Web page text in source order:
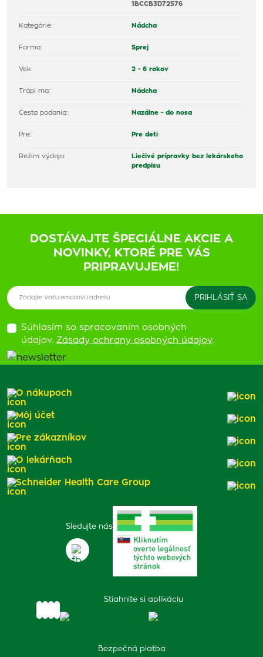
1BCCB3D72576
Kategórie: Nádcha
Forma: Sprej
Vek: 2 - 6 rokov
Trápi ma: Nádcha
Cesta podania: Nazálne - do nosa
Pre: Pre deti
Režim výdaja:
Liečivé prípravky bez lekárskeho
predpisu
DOSTÁVAJTE ŠPECIÁLNE AKCIE A
NOVINKY, KTORÉ PRE VÁS
PRIPRAVUJEME!
Súhlasím so spracovaním osobných
údajov. Zásady ochrany osobných údajov.
Sledujte nás
Stiahnite si aplikáciu
Bezpečná platba
O nákupoch
Môj účet
Pre zákazníkov
O lekárňach
Schneider Health Care Group